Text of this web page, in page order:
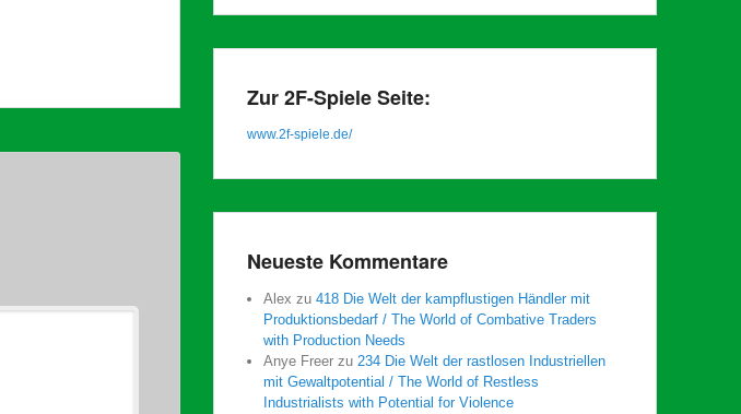
Zur 2F-Spiele Seite:
www.2f-spiele.de/
Neueste Kommentare
Alex zu 418 Die Welt der kampflustigen Händler mit
Produktionsbedarf / The World of Combative Traders
with Production Needs
Anye Freer zu 234 Die Welt der rastlosen Industriellen
mit Gewaltpotential / The World of Restless
Industrialists with Potential for Violence